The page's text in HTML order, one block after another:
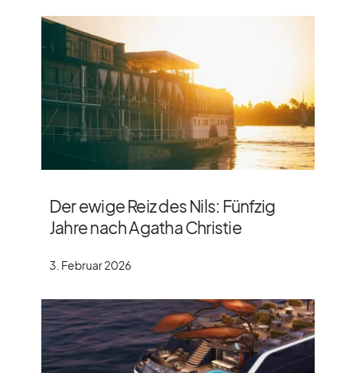
Der ewige Reiz des Nils: Fünfzig
Jahre nach Agatha Christie
3. Februar 2026